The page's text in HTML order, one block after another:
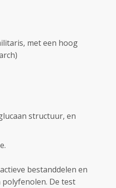
met een hoog
structuur, en
bestanddelen en
De test